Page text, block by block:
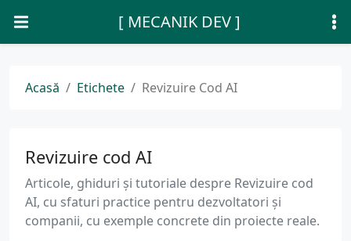
[ MECANIK DEV ]
Acasă Etichete Revizuire Cod AI
Revizuire cod AI
Articole, ghiduri și tutoriale despre Revizuire cod
AI, cu sfaturi practice pentru dezvoltatori și
companii, cu exemple concrete din proiecte reale.